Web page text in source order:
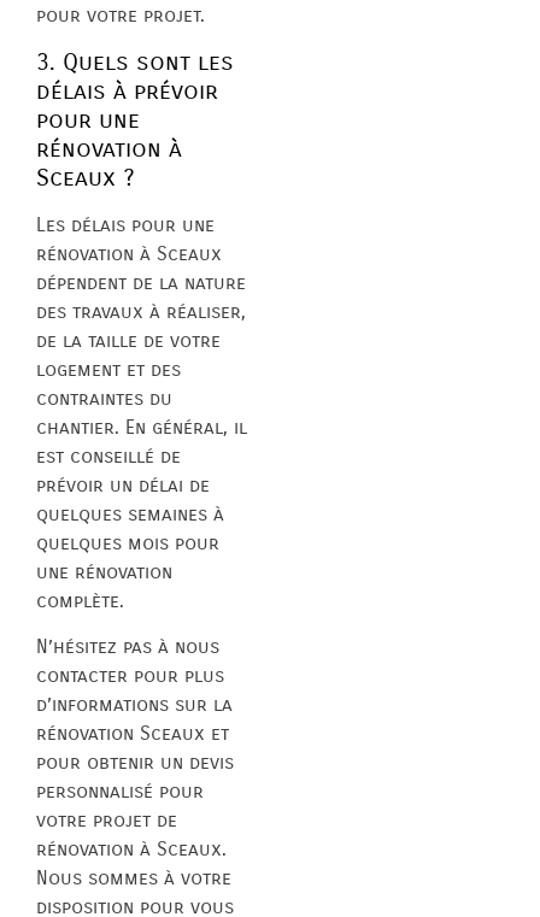
pour votre projet.
3. Quels sont les
délais à prévoir
pour une
rénovation à
Sceaux ?
Les délais pour une
rénovation à Sceaux
dépendent de la nature
des travaux à réaliser,
de la taille de votre
logement et des
contraintes du
chantier. En général, il
est conseillé de
prévoir un délai de
quelques semaines à
quelques mois pour
une rénovation
complète.
N’hésitez pas à nous
contacter pour plus
d’informations sur la
rénovation Sceaux et
pour obtenir un devis
personnalisé pour
votre projet de
rénovation à Sceaux.
Nous sommes à votre
disposition pour vous